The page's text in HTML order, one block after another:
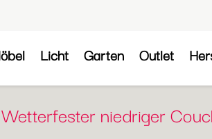
Licht Garten Outlet
Wetterfester niedriger